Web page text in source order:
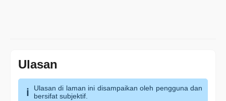
Ulasan
Ulasan di laman ini disampaikan oleh pengguna dan
bersifat subjektif.